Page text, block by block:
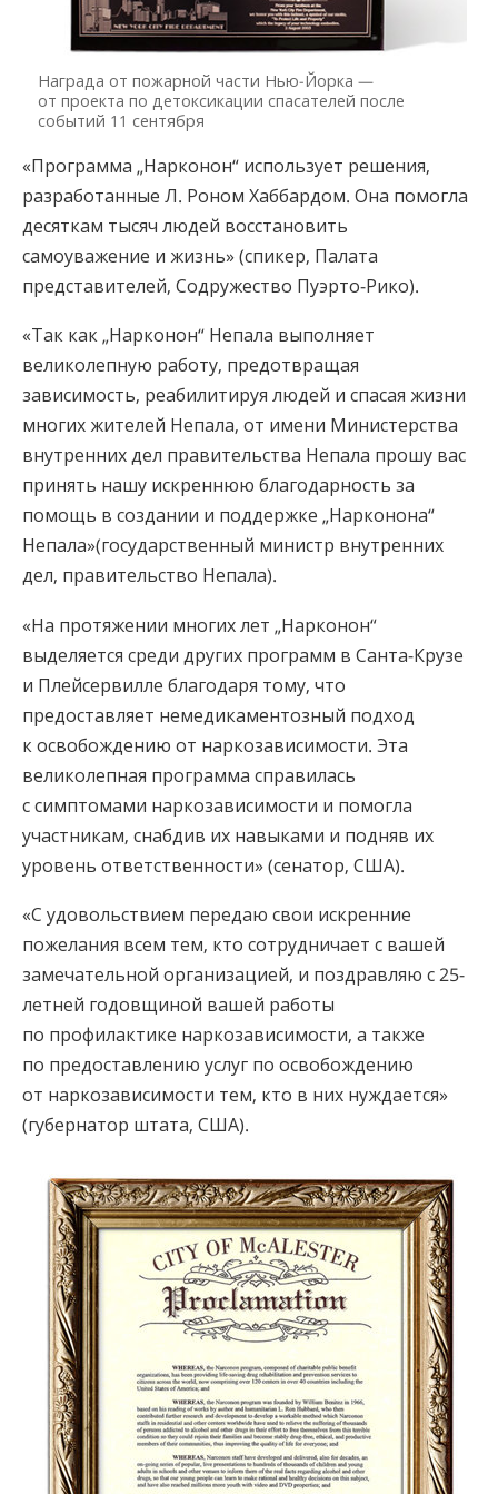
Награда от пожарной части Нью-Йорка —
от проекта по детоксикации спасателей после
событий 11 сентября
«Программа „Нарконон“ использует решения,
разработанные Л. Роном Хаббардом. Она помогла
десяткам тысяч людей восстановить
самоуважение и жизнь» (спикер, Палата
представителей, Содружество Пуэрто-Рико).
«Так как „Нарконон“ Непала выполняет
великолепную работу, предотвращая
зависимость, реабилитируя людей и спасая жизни
многих жителей Непала, от имени Министерства
внутренних дел правительства Непала прошу вас
принять нашу искреннюю благодарность за
помощь в создании и поддержке „Нарконона“
Непала»(государственный министр внутренних
дел, правительство Непала).
«На протяжении многих лет „Нарконон“
выделяется среди других программ в Санта-Крузе
и Плейсервилле благодаря тому, что
предоставляет немедикаментозный подход
к освобождению от наркозависимости. Эта
великолепная программа справилась
с симптомами наркозависимости и помогла
участникам, снабдив их навыками и подняв их
уровень ответственности» (сенатор, США).
«С удовольствием передаю свои искренние
пожелания всем тем, кто сотрудничает с вашей
замечательной организацией, и поздравляю с 25-
летней годовщиной вашей работы
по профилактике наркозависимости, а также
по предоставлению услуг по освобождению
от наркозависимости тем, кто в них нуждается»
(губернатор штата, США).